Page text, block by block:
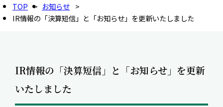
TOP
お知らせ
IR情報の「決算短信」と「お知らせ」を更新いたしました
IR情報の「決算短信」と「お知らせ」を更新
いたしました